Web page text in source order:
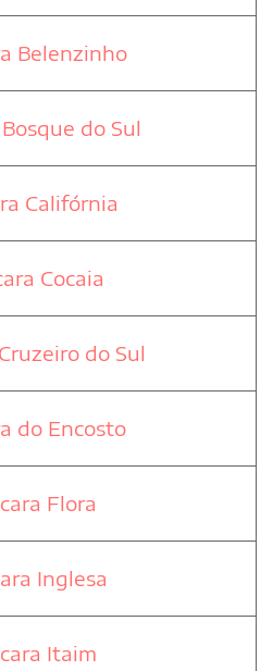
Belenzinho
do Sul
Califórnia
Cocaia
do Sul
do Encosto
Flora
Inglesa
Itaim